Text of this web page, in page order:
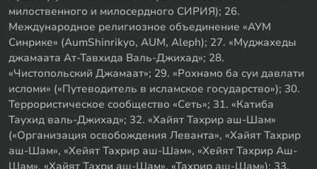
милоственного и милосердного СИРИЯ); 26.
Международное религиозное объединение «АУМ
Синрике» (AumShinrikyo, AUM, Aleph); 27. «Муджахеды
джамаата Ат-Тавхида Валь-Джихад»; 28.
«Чистопольский Джамаат»; 29. «Рохнамо ба суи давлати
исломи» («Путеводитель в исламское государство»); 30.
Террористическое сообщество «Сеть»; 31. «Катиба
Таухид валь-Джихад»; 32. «Хайят Тахрир аш-Шам»
(«Организация освобождения Леванта», «Хайят Тахрир
аш-Шам», «Хейят Тахрир аш-Шам», «Хейят Тахрир Аш-